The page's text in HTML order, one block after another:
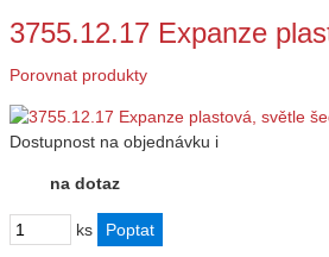
3755.12.17 Expanze
Porovnat produkty
Dostupnost na objednávku i
na dotaz
ks